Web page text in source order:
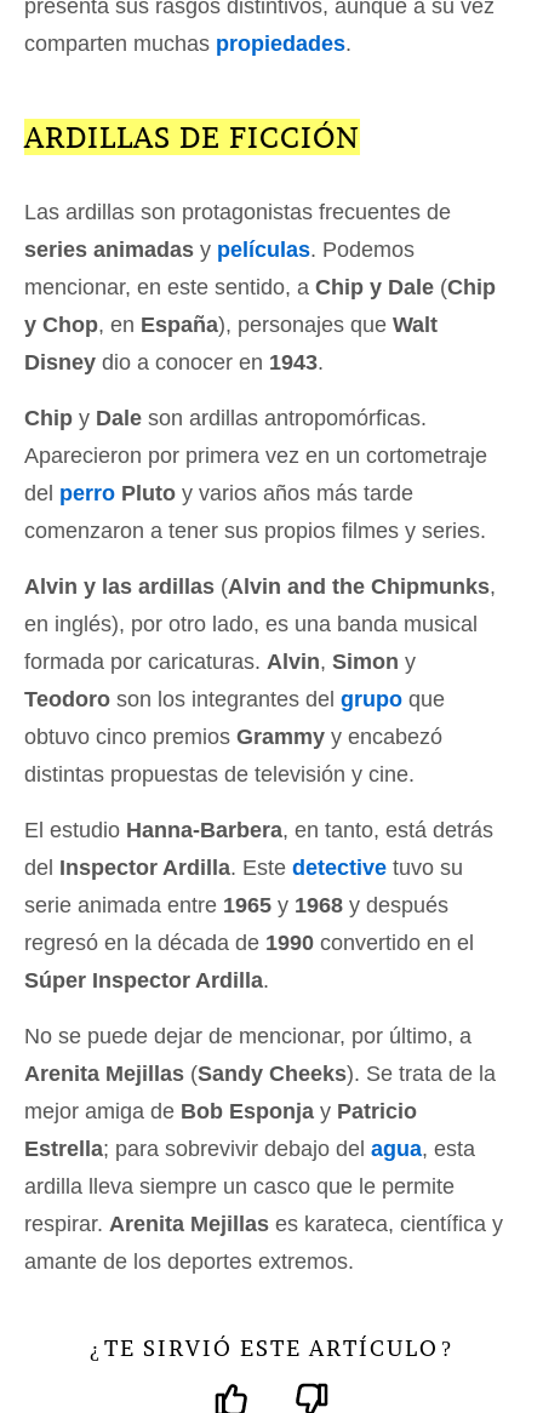
presenta sus rasgos distintivos, aunque a su vez
comparten muchas propiedades.
ARDILLAS DE FICCIÓN
Las ardillas son protagonistas frecuentes de
series animadas y películas. Podemos
mencionar, en este sentido, a Chip y Dale (Chip
y Chop, en España), personajes que Walt
Disney dio a conocer en 1943.
Chip y Dale son ardillas antropomórficas.
Aparecieron por primera vez en un cortometraje
del perro Pluto y varios años más tarde
comenzaron a tener sus propios filmes y series.
Alvin y las ardillas (Alvin and the Chipmunks,
en inglés), por otro lado, es una banda musical
formada por caricaturas. Alvin, Simon y
Teodoro son los integrantes del grupo que
obtuvo cinco premios Grammy y encabezó
distintas propuestas de televisión y cine.
El estudio Hanna-Barbera, en tanto, está detrás
del Inspector Ardilla. Este detective tuvo su
serie animada entre 1965 y 1968 y después
regresó en la década de 1990 convertido en el
Súper Inspector Ardilla.
No se puede dejar de mencionar, por último, a
Arenita Mejillas (Sandy Cheeks). Se trata de la
mejor amiga de Bob Esponja y Patricio
Estrella; para sobrevivir debajo del agua, esta
ardilla lleva siempre un casco que le permite
respirar. Arenita Mejillas es karateca, científica y
amante de los deportes extremos.
¿ TE SIRVIÓ ESTE ARTÍCULO ?